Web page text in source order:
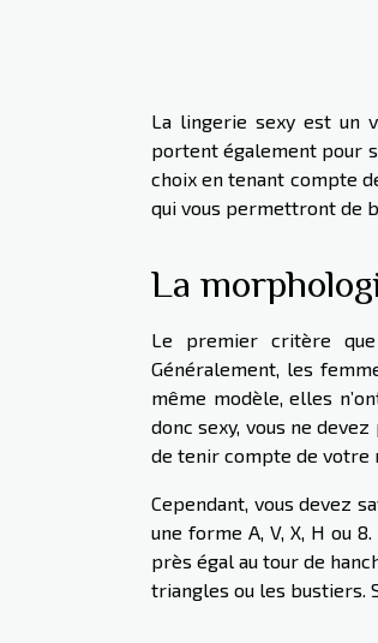
La lingerie sexy est un
portent également pour
choix en tenant compte
qui vous permettront de
La
Le premier critère
Généralement, les
même modèle, elles
donc sexy, vous ne
de tenir compte de votre
Cependant, vous devez
une forme A, V, X, H ou
près égal au tour de
triangles ou les bustiers.